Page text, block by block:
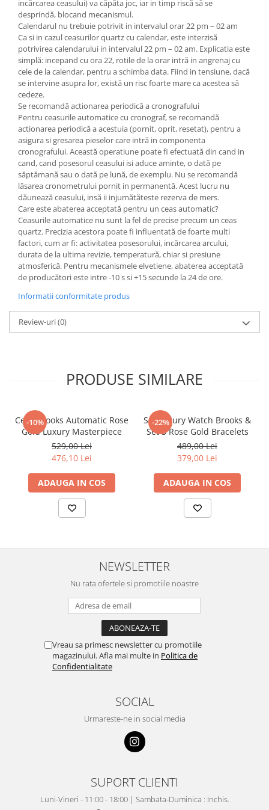
incărcarea ceasului) va căpăta joc, iar in timp riscă să se
desprindă, blocand mecanismul.
Calendarul nu trebuie potrivit in intervalul orar 22 pm – 02 am
Ca si in cazul ceasurilor quartz cu calendar, este interzisă
potrivirea calendarului in intervalul 22 pm – 02 am. Explicatia este
simplă: incepand cu ora 22, rotile de la orar intră in angrenaj cu
cele de la calendar, pentru a schimba data. Fiind in tensiune, dacă
se intervine asupra lor, există un risc foarte mare ca acestea să
cedeze.
Se recomandă actionarea periodică a cronografului
Pentru ceasurile automatice cu cronograf, se recomandă
actionarea periodică a acestuia (pornit, oprit, resetat), pentru a
asigura si gresarea pieselor care intră in componenta
cronografului. Această operatiune poate fi efectuată din cand in
cand, cand posesorul ceasului isi aduce aminte, o dată pe
săptămană sau o dată pe lună, de exemplu. Nu se recomandă
lăsarea cronometrului pornit in permanentă. Acest lucru nu
dăunează ceasului, insă ii injumătăteste rezerva de mers.
Care este abaterea acceptată pentru un ceas automatic?
Ceasurile automatice nu sunt la fel de precise precum un ceas
quartz. Precizia acestora poate fi influentată de foarte multi
factori, cum ar fi: activitatea posesorului, incărcarea arcului,
durata de la ultima revizie, temperatură, chiar si presiune
atmosferică. Pentru mecanismele elvetiene, abaterea acceptată
de producători este intre -10 s si +15 secunde la 24 de ore.
Informatii conformitate produs
Review-uri(0)
PRODUSE SIMILARE
-10%
Ceas Brooks Automatic Rose
Gold Luxury Masterpiece
529,00 Lei
476,10 Lei
ADAUGA IN COS
-22%
Set Luxury Watch Brooks &
Set 3 Rose Gold Bracelets
489,00 Lei
379,00 Lei
ADAUGA IN COS
NEWSLETTER
Nu rata ofertele si promotiile noastre
Vreau sa primesc newsletter cu promotiile
magazinului. Afla mai multe in Politica de
Confidentialitate
SOCIAL
Urmareste-ne in social media
SUPORT CLIENTI
Luni-Vineri - 11:00 - 18:00 | Sambata-Duminica : Inchis.